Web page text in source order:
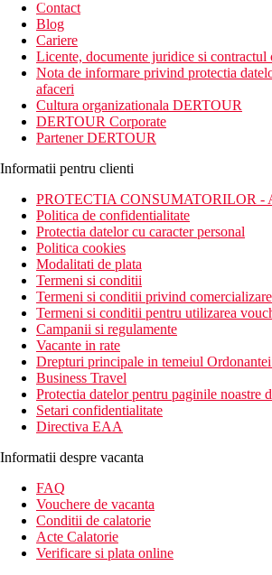
Contact
Blog
Cariere
Licente, documente juridice si contractul
Nota de informare privind protectia
afaceri
Cultura organizationala DERTOUR
DERTOUR Corporate
Partener DERTOUR
Informatii pentru clienti
PROTECTIA CONSUMATORILOR -
Politica de confidentialitate
Protectia datelor cu caracter personal
Politica cookies
Modalitati de plata
Termeni si conditii
Termeni si conditii privind
Termeni si conditii pentru utilizarea
Campanii si regulamente
Vacante in rate
Drepturi principale in temeiul
Business Travel
Protectia datelor pentru paginile noastre
Setari confidentialitate
Directiva EAA
Informatii despre vacanta
FAQ
Vouchere de vacanta
Conditii de calatorie
Acte Calatorie
Verificare si plata online